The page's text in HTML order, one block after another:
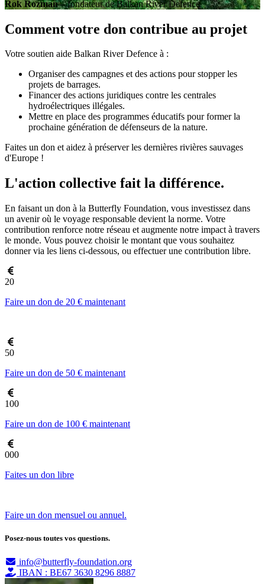
Rok Rozman– fondateur de Balkan River Defence
Comment votre don contribue au projet
Votre soutien aide Balkan River Defence à :
Organiser des campagnes et des actions pour stopper les
projets de barrages.
Financer des actions juridiques contre les centrales
hydroélectriques illégales.
Mettre en place des programmes éducatifs pour former la
prochaine génération de défenseurs de la nature.
Faites un don et aidez à préserver les dernières rivières sauvages
d'Europe !
L'action collective fait la différence.
En faisant un don à la Butterfly Foundation, vous investissez dans
un avenir où le voyage responsable devient la norme. Votre
contribution renforce notre réseau et augmente notre impact à travers
le monde. Vous pouvez choisir le montant que vous souhaitez
donner via les liens ci-dessous, ou effectuer une contribution libre.
20
Faire un don de 20 € maintenant
50
Faire un don de 50 € maintenant
100
Faire un don de 100 € maintenant
000
Faites un don libre
Faire un don mensuel ou annuel.
Posez-nous toutes vos questions.
info@butterfly-foundation.org
IBAN : BE67 3630 8296 8887